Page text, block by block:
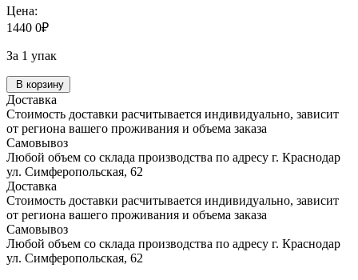
Цена:
1440 0₽
За 1 упак
В корзину
Доставка
Стоимость доставки расчитывается индивидуально, зависит
от региона вашего проживания и объема заказа
Самовывоз
Любой объем со склада производства по адресу г. Краснодар
ул. Симферопольская, 62
Доставка
Стоимость доставки расчитывается индивидуально, зависит
от региона вашего проживания и объема заказа
Самовывоз
Любой объем со склада производства по адресу г. Краснодар
ул. Симферопольская, 62